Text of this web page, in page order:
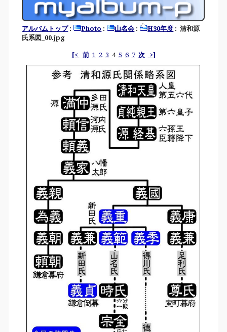
アルバムトップ: Photo : 山名会 : H30年度 : 清和源
氏系図_00.jpg
[< 前 1 2 3 4 5 6 7 次 >]